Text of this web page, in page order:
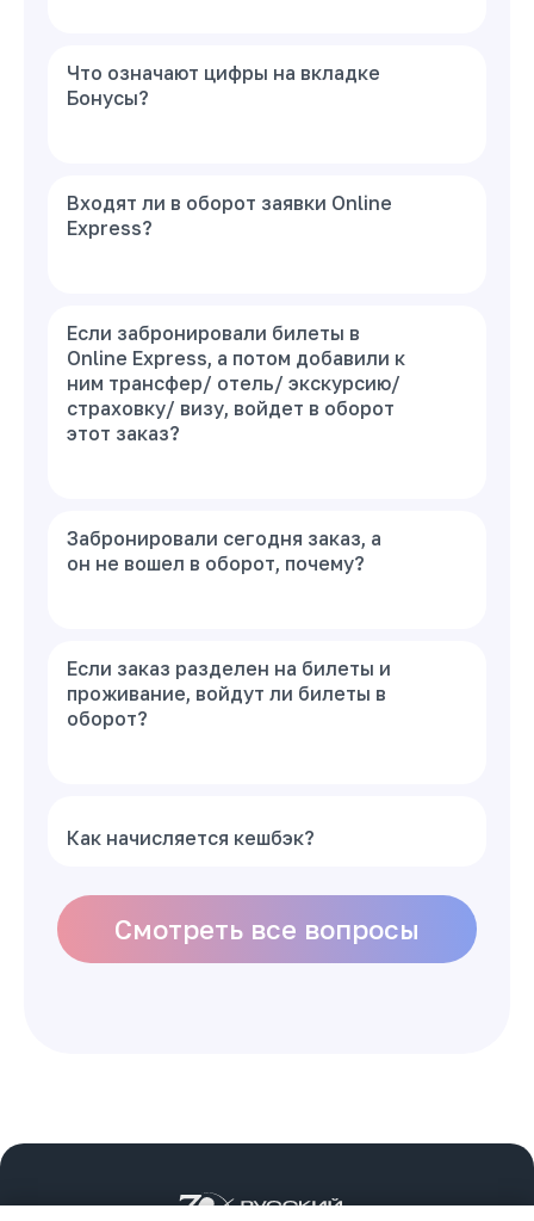
Что означают цифры на вкладке
Бонусы?
Входят ли в оборот заявки Online
Express?
Если забронировали билеты в
Online Express, а потом добавили к
ним трансфер/ отель/ экскурсию/
страховку/ визу, войдет в оборот
этот заказ?
Забронировали сегодня заказ, а
он не вошел в оборот, почему?
Если заказ разделен на билеты и
проживание, войдут ли билеты в
оборот?
Как начисляется кешбэк?